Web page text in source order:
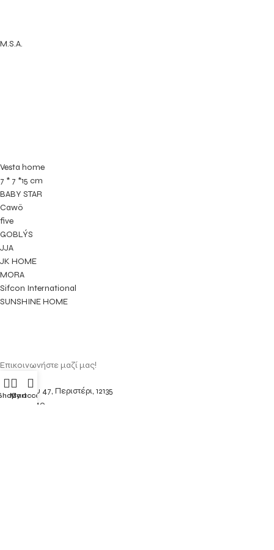
M.S.A.
Vesta home
7 * 7 *15 cm
BABY STAR
Cawö
five
GOBLÝS
JJA
JK HOME
MORA
Sifcon International
SUNSHINE HOME
Επικοινωνήστε μαζί μας!
Αμυνταίου 47, Περιστέρι, 12135
210 5765340
Cart
My account